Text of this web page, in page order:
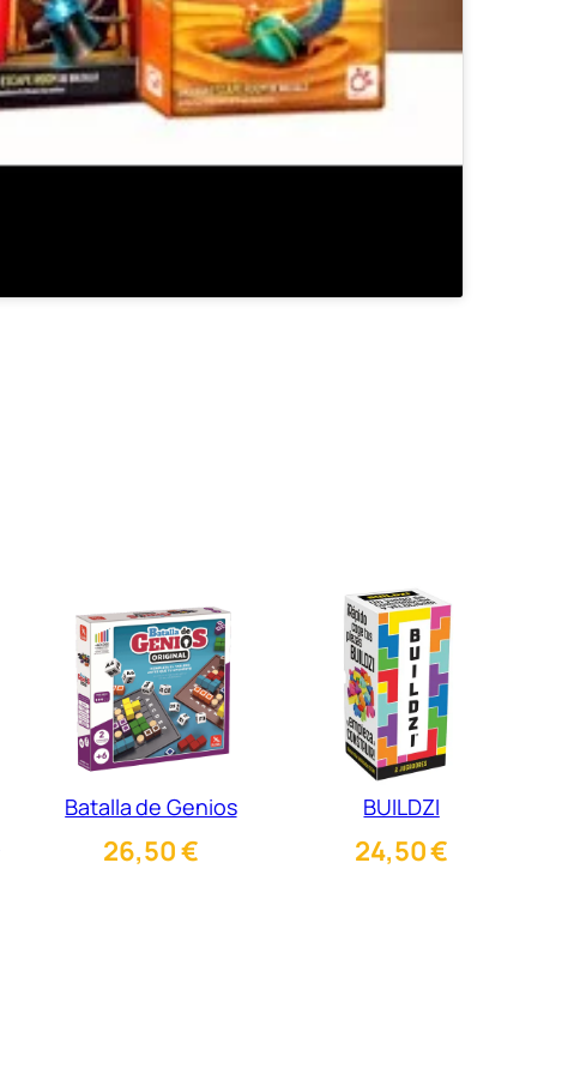
Batalla de Genios
26,50€
BUILDZI
24,50€